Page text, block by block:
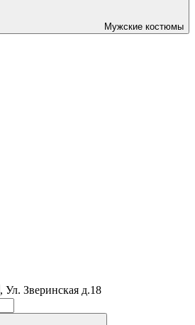
Мужские костюмы
, Ул. Зверинская д.18